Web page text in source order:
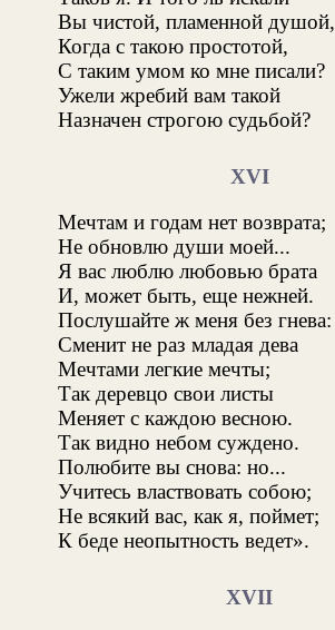
Вы чистой, пламенной душой,
Когда с такою простотой,
С таким умом ко мне писали?
Ужели жребий вам такой
Назначен строгою судьбой?
XVI
Мечтам и годам нет возврата;
Не обновлю души моей...
Я вас люблю любовью брата
И, может быть, еще нежней.
Послушайте ж меня без гнева:
Сменит не раз младая дева
Мечтами легкие мечты;
Так деревцо свои листы
Меняет с каждою весною.
Так видно небом суждено.
Полюбите вы снова: но...
Учитесь властвовать собою;
Не всякий вас, как я, поймет;
К беде неопытность ведет».
XVII